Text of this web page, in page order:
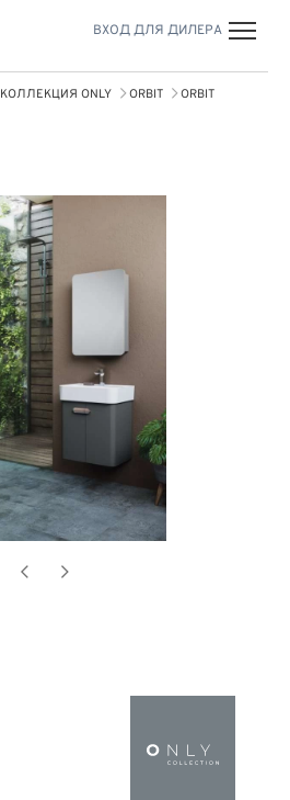
ВХОД ДЛЯ ДИЛЕРА
КОЛЛЕКЦИЯ ONLY ORBIT ORBIT